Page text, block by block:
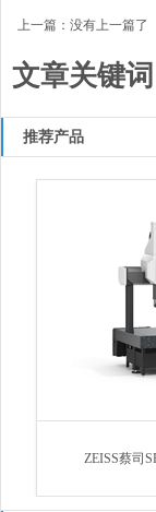
上一篇：没有上一篇了
文章关键
推荐产品
ZEISS蔡司